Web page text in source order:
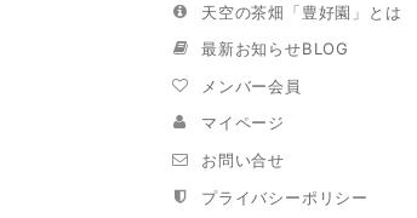
天空の茶畑「豊好園」とは
最新お知らせBLOG
メンバー会員
マイページ
お問い合せ
プライバシーポリシー